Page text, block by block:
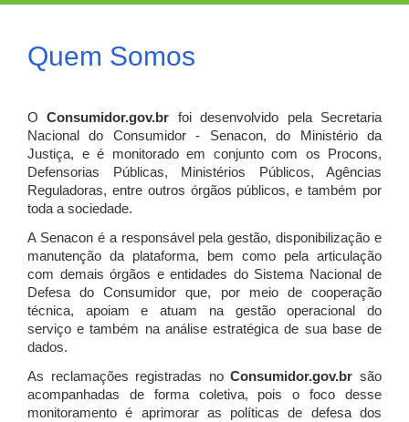
Quem Somos
OConsumidor.gov.br
foi desenvolvido pela Secretaria
Nacional do Consumidor - Senacon, do Ministério da
Justiça, e é monitorado em conjunto com os Procons,
Defensorias Públicas, Ministérios Públicos, Agências
Reguladoras, entre outros órgãos públicos, e também por
toda a sociedade.
A Senacon é a responsável pela gestão, disponibilização e
manutenção da plataforma, bem como pela articulação
com demais órgãos e entidades do Sistema Nacional de
Defesa do Consumidor que, por meio de cooperação
técnica, apoiam e atuam na gestão operacional do
serviço e também na análise estratégica de sua base de
dados.
As reclamações registradas noConsumidor.gov.br são
acompanhadas de forma coletiva, pois o foco desse
monitoramento é aprimorar as políticas de defesa dos